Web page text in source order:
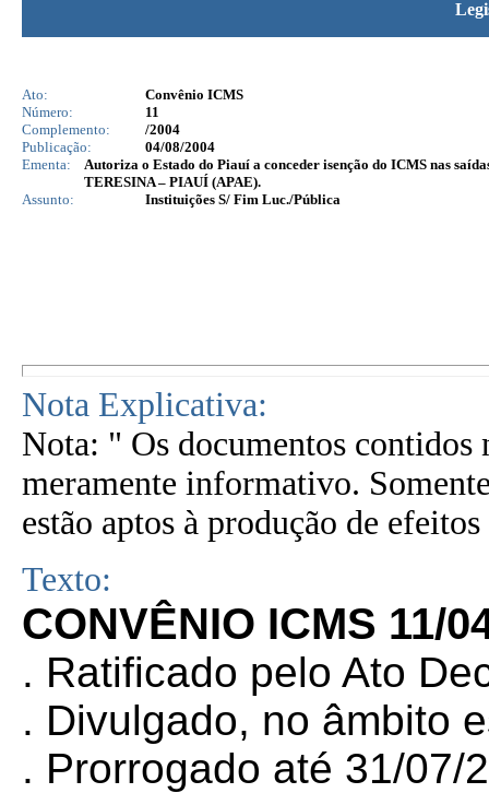
Ato:
Convênio ICMS
Número:
11
Complemento:
/2004
Publicação:
04/08/2004
Ementa:
Autoriza o Estado do Piauí a conceder isenção do ICMS nas
TERESINA – PIAUÍ (APAE).
Assunto:
Instituições S/ Fim Luc./Pública
Nota Explicativa:
Nota: " Os documentos contidos
meramente informativo.
estão aptos à produção de
Texto:
CONVÊNIO ICMS 11/
. Ratificado pelo Ato
. Divulgado, no âmbito
. Prorrogado até 31/